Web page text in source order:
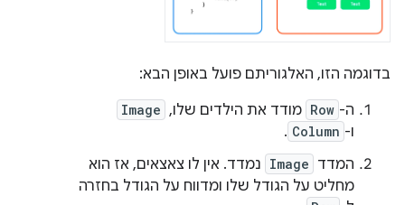
בדוגמה הזו, האלגוריתם פועל באופן הבא:
ה- Row מודד את הילדים שלו, Image
ו- Column
.
המדד Image נמדד. אין לו צאצאים, אז הוא
מחליט על הגודל שלו ומדווח על הגודל בחזרה